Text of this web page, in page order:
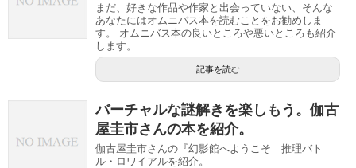
まだ、好きな作品や作家と出会っていない、そんな
あなたにはオムニバス本を読むことをお勧めしま
す。 オムニバス本の良いところや悪いところも紹介
します。
記事を読む
バーチャルな謎解きを楽しもう。伽古
屋圭市さんの本を紹介。
伽古屋圭市さんの『幻影館へようこそ 推理バト
ル・ロワイアルを紹介。